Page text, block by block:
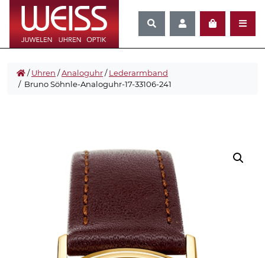
/Uhren /Analoguhr/Lederarmband
/ Bruno Söhnle-Analoguhr-17-33106-241